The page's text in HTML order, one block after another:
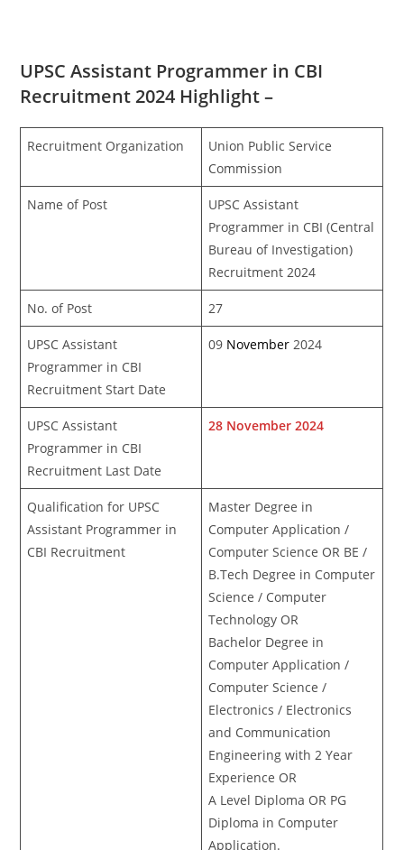
UPSC Assistant Programmer in CBI
Recruitment 2024 Highlight –
Recruitment Organization
Union Public Service
Commission
Name of Post
UPSC Assistant
Programmer in CBI (Central
Bureau of Investigation)
Recruitment 2024
No. of Post 27
UPSC Assistant
Programmer in CBI
Recruitment Start Date
09 November 2024
UPSC Assistant
Programmer in CBI
Recruitment Last Date
28 November 2024
Qualification for UPSC
Assistant Programmer in
CBI Recruitment
Master Degree in
Computer Application /
Computer Science OR BE /
B.Tech Degree in Computer
Science / Computer
Technology OR
Bachelor Degree in
Computer Application /
Computer Science /
Electronics / Electronics
and Communication
Engineering with 2 Year
Experience OR
A Level Diploma OR PG
Diploma in Computer
Application.